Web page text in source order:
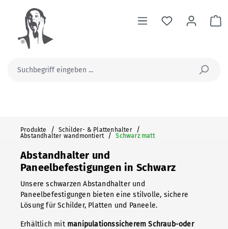
springen
Produkte / Schilder- & Plattenhalter /
Abstandhalter wandmontiert / Schwarz matt
Abstandhalter und
Paneelbefestigungen in Schwarz
Unsere schwarzen Abstandhalter und
Paneelbefestigungen bieten eine stilvolle, sichere
Lösung für Schilder, Platten und Paneele.
Erhältlich mit manipulationssicherem Schraub-oder